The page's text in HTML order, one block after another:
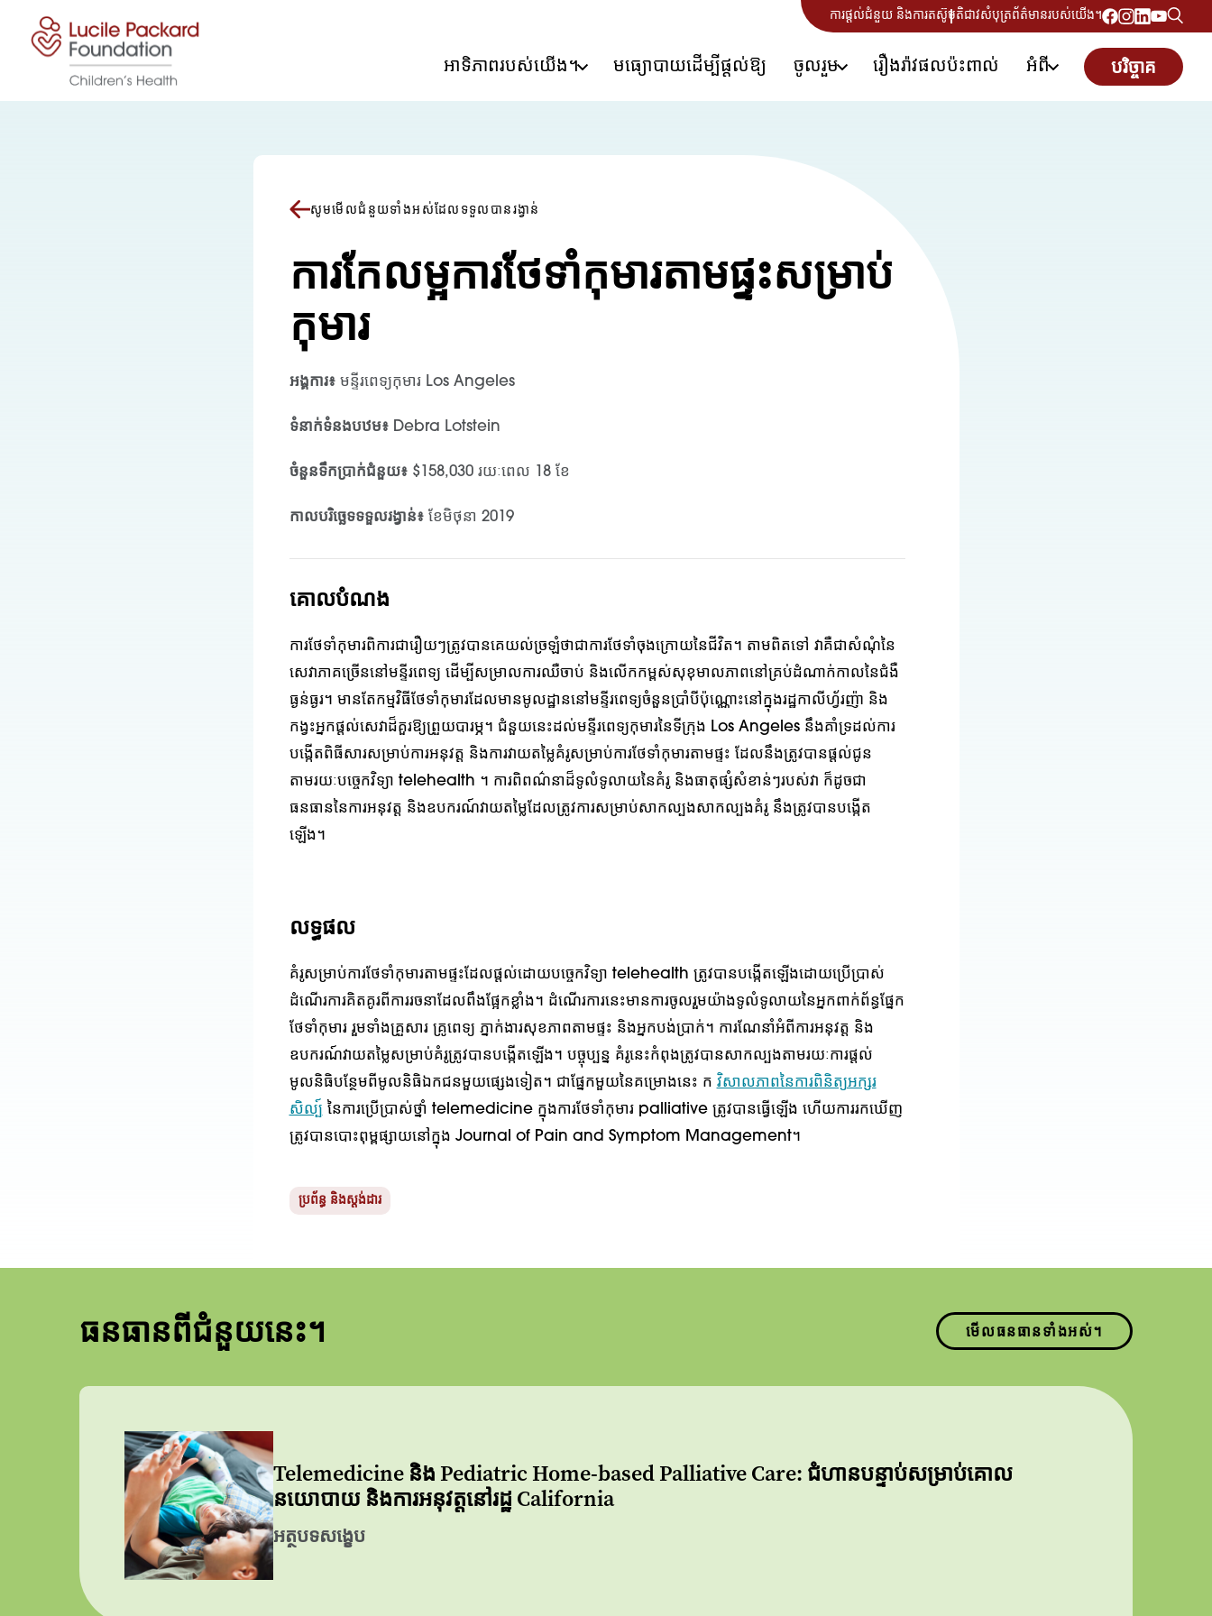
រំលងទៅមាតិកា ការផ្តល់ជំនួយ និងការតស៊ូមតិជាវសំបុត្រព័ត៌មានរបស់យើង។
អាទិភាពរបស់យើង។ មធ្យោបាយដើម្បីផ្តល់ឱ្យ ចូលរួម រឿងរ៉ាវផលប៉ះពាល់ អំពី បរិច្ចាគ
សូមមើលជំនួយទាំងអស់ដែលទទួលបានរង្វាន់
ការកែលម្អការថែទាំកុមារតាមផ្ទះសម្រាប់
កុមារ
អង្គការ៖មន្ទីរពេទ្យកុមារ Los Angeles
ទំនាក់ទំនងបឋម៖Debra Lotstein
ចំនួនទឹកប្រាក់ជំនួយ៖$158,030 រយៈពេល 18 ខែ
កាលបរិច្ឆេទទទួលរង្វាន់៖ ខែមិថុនា 2019
គោលបំណង
ការថែទាំកុមារពិការជារឿយៗត្រូវបានគេយល់ច្រឡំថាជាការថែទាំចុងក្រោយនៃជីវិត។ តាមពិតទៅ វាគឺជាសំណុំនៃ
សេវាភាគច្រើននៅមន្ទីរពេទ្យ ដើម្បីសម្រាលការឈឺចាប់ និងលើកកម្ពស់សុខុមាលភាពនៅគ្រប់ដំណាក់កាលនៃជំងឺ
ធ្ងន់ធ្ងរ។ មានតែកម្មវិធីថែទាំកុមារដែលមានមូលដ្ឋាននៅមន្ទីរពេទ្យចំនួនប្រាំបីប៉ុណ្ណោះនៅក្នុងរដ្ឋកាលីហ្វ័រញ៉ា និង
កង្វះអ្នកផ្តល់សេវាដ៏គួរឱ្យព្រួយបារម្ភ។ ជំនួយនេះដល់មន្ទីរពេទ្យកុមារនៃទីក្រុង Los Angeles នឹងគាំទ្រដល់ការ
បង្កើតពិធីសារសម្រាប់ការអនុវត្ត និងការវាយតម្លៃគំរូសម្រាប់ការថែទាំកុមារតាមផ្ទះ ដែលនឹងត្រូវបានផ្តល់ជូន
តាមរយៈបច្ចេកវិទ្យា telehealth ។ ការពិពណ៌នាដ៏ទូលំទូលាយនៃគំរូ និងធាតុផ្សំសំខាន់ៗរបស់វា ក៏ដូចជា
ធនធាននៃការអនុវត្ត និងឧបករណ៍វាយតម្លៃដែលត្រូវការសម្រាប់សាកល្បងសាកល្បងគំរូ នឹងត្រូវបានបង្កើត
ឡើង។
លទ្ធផល
គំរូសម្រាប់ការថែទាំកុមារតាមផ្ទះដែលផ្តល់ដោយបច្ចេកវិទ្យា telehealth ត្រូវបានបង្កើតឡើងដោយប្រើប្រាស់
ដំណើរការគិតគូរពីការរចនាដែលពឹងផ្អែកខ្លាំង។ ដំណើរការនេះមានការចូលរួមយ៉ាងទូលំទូលាយនៃអ្នកពាក់ព័ន្ធផ្នែក
ថែទាំកុមារ រួមទាំងគ្រួសារ គ្រូពេទ្យ ភ្នាក់ងារសុខភាពតាមផ្ទះ និងអ្នកបង់ប្រាក់។ ការណែនាំអំពីការអនុវត្ត និង
ឧបករណ៍វាយតម្លៃសម្រាប់គំរូត្រូវបានបង្កើតឡើង។ បច្ចុប្បន្ន គំរូនេះកំពុងត្រូវបានសាកល្បងតាមរយៈការផ្តល់
មូលនិធិបន្ថែមពីមូលនិធិឯកជនមួយផ្សេងទៀត។ ជាផ្នែកមួយនៃគម្រោងនេះ ក វិសាលភាពនៃការពិនិត្យអក្សរ
សិល្ប៍ នៃការប្រើប្រាស់ថ្នាំ telemedicine ក្នុងការថែទាំកុមារ palliative ត្រូវបានធ្វើឡើង ហើយការរកឃើញ
ត្រូវបានបោះពុម្ពផ្សាយនៅក្នុង Journal of Pain and Symptom Management។
ប្រព័ន្ធ និងស្តង់ដារ
ធនធានពីជំនួយនេះ។ មើលធនធានទាំងអស់។
Telemedicine និង Pediatric Home-based Palliative Care: ជំហានបន្ទាប់សម្រាប់គោល
នយោបាយ និងការអនុវត្តនៅរដ្ឋ California
អត្ថបទសង្ខេប